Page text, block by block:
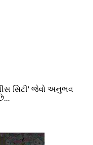
સિટી' જેવો અનુભવ